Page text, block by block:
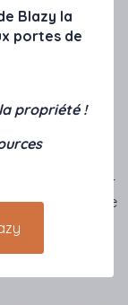
:
2021 ?
du prix
une
les
(RT 2012) pour
est calculée
bénéficier
de la
Blazy la
portes de
propriété !